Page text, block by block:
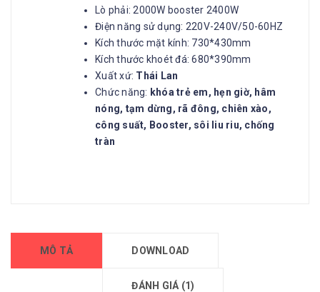
Lò phải: 2000W booster 2400W
Điện năng sử dụng: 220V-240V/50-60HZ
Kích thước mặt kính: 730*430mm
Kích thước khoét đá: 680*390mm
Xuất xứ: Thái Lan
Chức năng: khóa trẻ em, hẹn giờ, hâm
nóng, tạm dừng, rã đông, chiên xào,
công suất, Booster, sôi liu riu, chống
tràn
MÔ TẢ DOWNLOAD
ĐÁNH GIÁ (1)